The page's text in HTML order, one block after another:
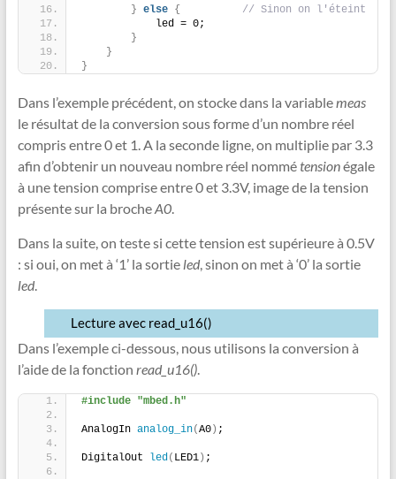
} else {
// Sinon on l'éteint
            led = 0;
}
}
}
Dans l’exemple précédent, on stocke dans la variablemeas
le résultat de la conversion sous forme d’un nombre réel
compris entre 0 et 1. A la seconde ligne, on multiplie par 3.3
afin d’obtenir un nouveau nombre réel nommétensionégale
à une tension comprise entre 0 et 3.3V, image de la tension
présente sur la brocheA0.
Dans la suite, on teste si cette tension est supérieure à 0.5V
: si oui, on met à ‘1’ la sortie led, sinon on met à ‘0’ la sortie
led.
Lecture avec read_u16()
Dans l’exemple ci-dessous, nous utilisons la conversion à
l’aide de la fonction read_u16().
#include "mbed.h"
AnalogIn analog_in(A0) ;
DigitalOut led( LED1) ;